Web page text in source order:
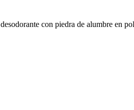
con piedra de alumbre en